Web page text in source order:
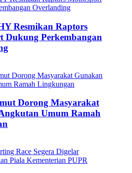
Resmikan Raptors
Dukung Perkembangan
Dorong Masyarakat
Umum Ramah